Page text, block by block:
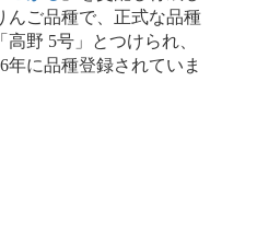
んご品種で、正式な品種
野 5号」とつけられ、
年に品種登録されていま